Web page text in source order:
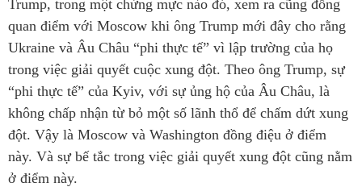
Trump, trong một chừng mực nào đó, xem ra cũng đồng
quan điểm với Moscow khi ông Trump mới đây cho rằng
Ukraine và Âu Châu “phi thực tế” vì lập trường của họ
trong việc giải quyết cuộc xung đột. Theo ông Trump, sự
“phi thực tế” của Kyiv, với sự ủng hộ của Âu Châu, là
không chấp nhận từ bỏ một số lãnh thổ để chấm dứt xung
đột. Vậy là Moscow và Washington đồng điệu ở điểm
này. Và sự bế tắc trong việc giải quyết xung đột cũng nằm
ở điểm này.